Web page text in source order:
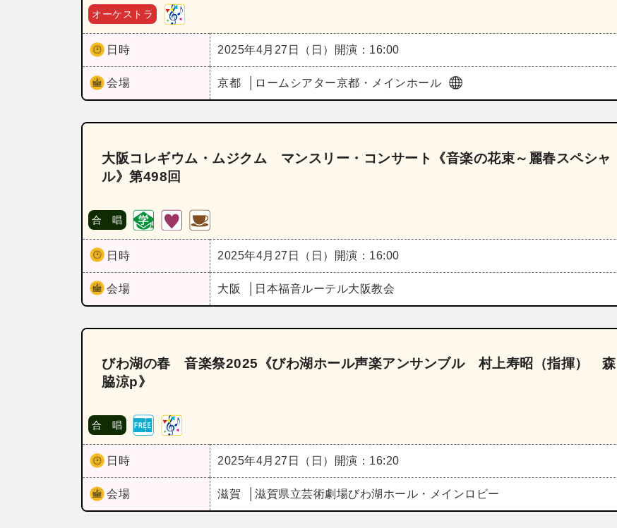
オーケストラ
日時 2025年4月27日（日） 開演：16:00
会場 京都 ロームシアター京都・メインホール
大阪コレギウム・ムジクム マンスリー・コンサート《音楽の花束～麗春スペシャ
ル》第498回
合 唱
日時 2025年4月27日（日） 開演：16:00
会場 大阪 日本福音ルーテル大阪教会
びわ湖の春 音楽祭2025《びわ湖ホール声楽アンサンブル 村上寿昭（指揮） 森
脇涼p》
合 唱
日時 2025年4月27日（日） 開演：16:20
会場 滋賀 滋賀県立芸術劇場びわ湖ホール・メインロビー